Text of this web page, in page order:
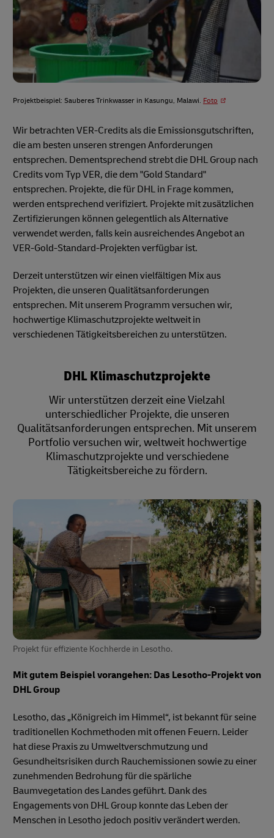
Projektbeispiel: Sauberes Trinkwasser in Kasungu, Malawi. Foto
Wir betrachten VER-Credits als die Emissionsgutschriften,
die am besten unseren strengen Anforderungen
entsprechen. Dementsprechend strebt die DHL Group nach
Credits vom Typ VER, die dem "Gold Standard"
entsprechen. Projekte, die für DHL in Frage kommen,
werden entsprechend verifiziert. Projekte mit zusätzlichen
Zertifizierungen können gelegentlich als Alternative
verwendet werden, falls kein ausreichendes Angebot an
VER-Gold-Standard-Projekten verfügbar ist.
Derzeit unterstützen wir einen vielfältigen Mix aus
Projekten, die unseren Qualitätsanforderungen
entsprechen. Mit unserem Programm versuchen wir,
hochwertige Klimaschutzprojekte weltweit in
verschiedenen Tätigkeitsbereichen zu unterstützen.
DHL Klimaschutzprojekte
Wir unterstützen derzeit eine Vielzahl
unterschiedlicher Projekte, die unseren
Qualitätsanforderungen entsprechen. Mit unserem
Portfolio versuchen wir, weltweit hochwertige
Klimaschutzprojekte und verschiedene
Tätigkeitsbereiche zu fördern.
Projekt für effiziente Kochherde in Lesotho.
Mit gutem Beispiel vorangehen: Das Lesotho-Projekt von
DHL Group
Lesotho, das „Königreich im Himmel“, ist bekannt für seine
traditionellen Kochmethoden mit offenen Feuern. Leider
hat diese Praxis zu Umweltverschmutzung und
Gesundheitsrisiken durch Rauchemissionen sowie zu einer
zunehmenden Bedrohung für die spärliche
Baumvegetation des Landes geführt. Dank des
Engagements von DHL Group konnte das Leben der
Menschen in Lesotho jedoch positiv verändert werden.